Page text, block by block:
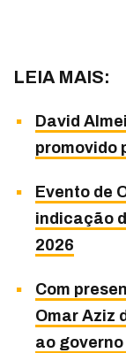
LEIA MAIS:
David
promovido
Evento de
indicação
2026
Com
Omar Aziz
ao governo